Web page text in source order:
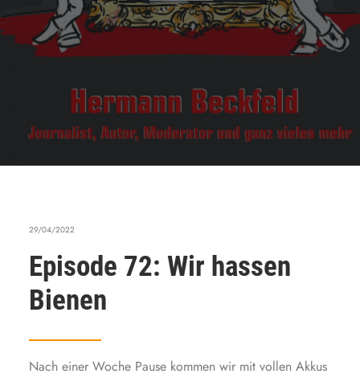
29/04/2022
Episode 72: Wir hassen
Bienen
Nach einer Woche Pause kommen wir mit vollen Akkus